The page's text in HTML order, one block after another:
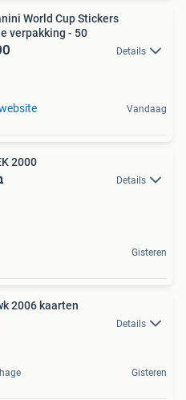
World Cup Stickers
verpakking - 50
Details
Vandaag
2000
Details
Gisteren
2006 kaarten
Details
Gisteren